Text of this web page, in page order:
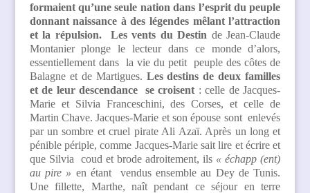
formaient qu’une seule nation dans l’esprit du peuple
donnant naissance à des légendes mêlant l’attraction
et la répulsion.
Les vents du Destin de Jean-Claude
Montanier plonge le lecteur dans ce monde d’alors,
essentiellement dans la vie du petit peuple des côtes de
Balagne et de Martigues. Les destins de deux familles
et de leur descendance se croisent : celle de Jacques-
Marie et Silvia Franceschini, des Corses, et celle de
Martin Chave. Jacques-Marie et son épouse sont enlevés
par un sombre et cruel pirate Ali Azaï. Après un long et
pénible périple, comme Jacques-Marie sait lire et écrire et
que Silvia coud et brode adroitement, ils « échapp (ent)
au pire » en étant vendus ensemble au Dey de Tunis.
Une fillette, Marthe, naît pendant ce séjour en terre